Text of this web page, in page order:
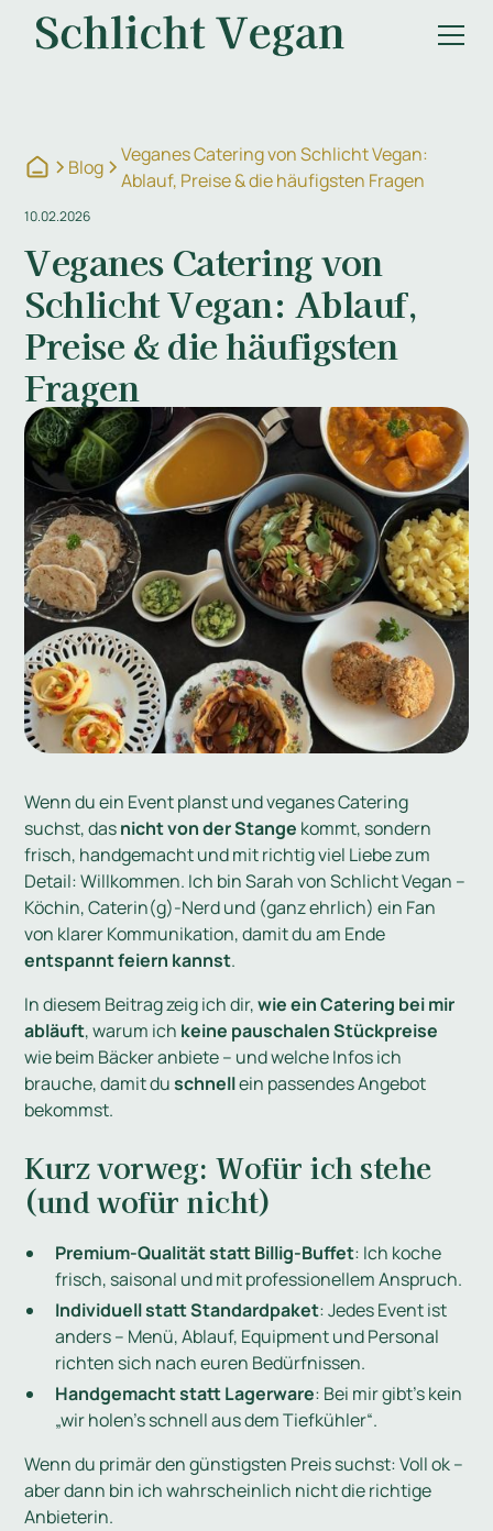
Blog
Veganes Catering von Schlicht Vegan:
Ablauf, Preise & die häufigsten Fragen
10.02.2026
Veganes Catering von
Schlicht Vegan: Ablauf,
Preise & die häufigsten
Fragen
Wenn du ein Event planst und veganes Catering
suchst, dasnicht von der Stange kommt, sondern
frisch, handgemacht und mit richtig viel Liebe zum
Detail: Willkommen. Ich bin Sarah von Schlicht Vegan –
Köchin, Caterin(g)-Nerd und (ganz ehrlich) ein Fan
von klarer Kommunikation, damit du am Ende
entspannt feiern kannst.
In diesem Beitrag zeig ich dir,wie ein Catering bei mir
abläuft, warum ich keine pauschalen Stückpreise
wie beim Bäcker anbiete – und welche Infos ich
brauche, damit duschnellein passendes Angebot
bekommst.
Kurz vorweg: Wofür ich stehe
(und wofür nicht)
Premium-Qualität statt Billig-Buffet: Ich koche
frisch, saisonal und mit professionellem Anspruch.
Individuell statt Standardpaket: Jedes Event ist
anders – Menü, Ablauf, Equipment und Personal
richten sich nach euren Bedürfnissen.
Handgemacht statt Lagerware: Bei mir gibt’s kein
„wir holen’s schnell aus dem Tiefkühler“.
Wenn du primär den günstigsten Preis suchst: Voll ok –
aber dann bin ich wahrscheinlich nicht die richtige
Anbieterin.